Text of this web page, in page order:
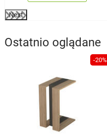
Next
Ostatnio oglądane
-20%